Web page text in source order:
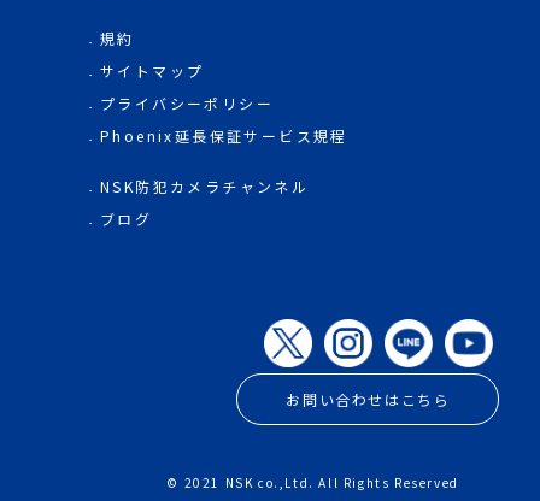
規約
サイトマップ
プライバシーポリシー
Phoenix延長保証サービス規程
NSK防犯カメラチャンネル
ブログ
お問い合わせはこちら
© 2021 NSK co.,Ltd. All Rights Reserved